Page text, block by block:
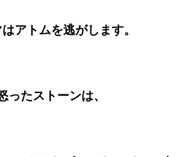
アトムを逃がします。
ったストーンは、